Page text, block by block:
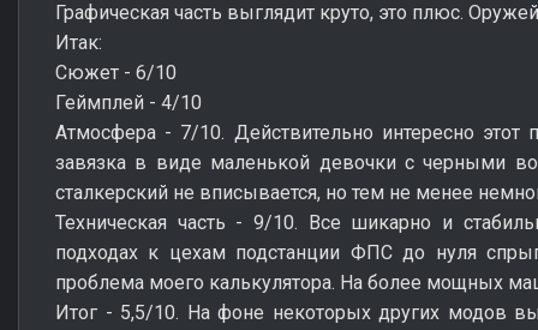
Графическая часть выглядит круто, это плюс.
Итак:
Сюжет - 6/10
Геймплей - 4/10
Атмосфера - 7/10. Действительно интересно
завязка в виде маленькой девочки с черными
сталкерский не вписывается, но тем не менее
Техническая часть - 9/10. Все шикарно и
подходах к цехам подстанции ФПС до нуля
проблема моего калькулятора. На более мощных
Итог - 5,5/10. На фоне некоторых других модов